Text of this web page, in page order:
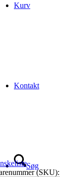
Kurv
Kontakt
Søg
(SKU):